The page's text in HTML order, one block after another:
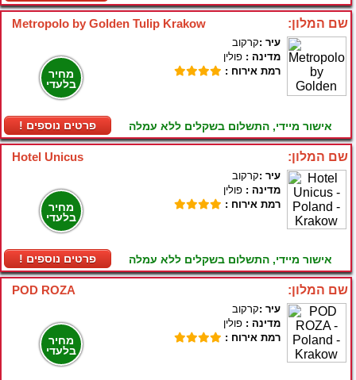
Metropolo by Golden Tulip Krakow שם המלון:
מחיר
בלעדי
! פרטים נוספים
עיר :קרקוב
מדינה : פולין
רמת אירוח :
אישור מיידי, התשלום בשקלים ללא עמלה
Hotel Unicus שם המלון:
מחיר
בלעדי
! פרטים נוספים
עיר :קרקוב
מדינה : פולין
רמת אירוח :
אישור מיידי, התשלום בשקלים ללא עמלה
POD ROZA שם המלון:
מחיר
בלעדי
עיר :קרקוב
מדינה : פולין
רמת אירוח :